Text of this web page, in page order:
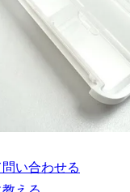
い合わせる